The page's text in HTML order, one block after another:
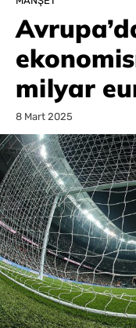
milyar
8 Mart 2025